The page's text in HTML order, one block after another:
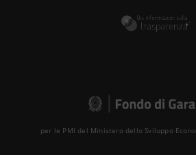
per le PMI del Ministero dello Sviluppo